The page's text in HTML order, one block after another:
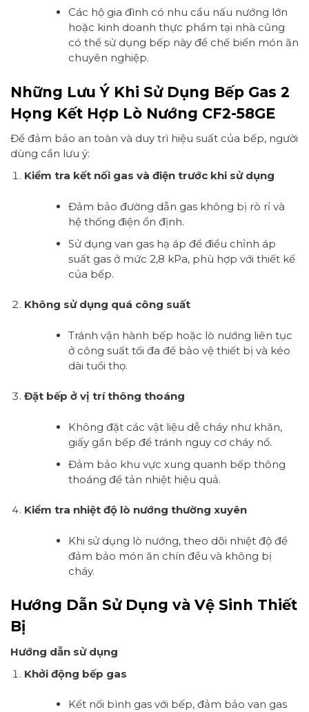
Các hộ gia đình có nhu cầu nấu nướng lớn
hoặc kinh doanh thực phẩm tại nhà cũng
có thể sử dụng bếp này để chế biến món ăn
chuyên nghiệp.
Những Lưu Ý Khi Sử Dụng Bếp Gas 2
Họng Kết Hợp Lò Nướng CF2-58GE
Để đảm bảo an toàn và duy trì hiệu suất của bếp, người
dùng cần lưu ý:
Kiểm tra kết nối gas và điện trước khi sử dụng
Đảm bảo đường dẫn gas không bị rò rỉ và
hệ thống điện ổn định.
Sử dụng van gas hạ áp để điều chỉnh áp
suất gas ở mức 2,8 kPa, phù hợp với thiết kế
của bếp.
Không sử dụng quá công suất
Tránh vận hành bếp hoặc lò nướng liên tục
ở công suất tối đa để bảo vệ thiết bị và kéo
dài tuổi thọ.
Đặt bếp ở vị trí thông thoáng
Không đặt các vật liệu dễ cháy như khăn,
giấy gần bếp để tránh nguy cơ cháy nổ.
Đảm bảo khu vực xung quanh bếp thông
thoáng để tản nhiệt hiệu quả.
Kiểm tra nhiệt độ lò nướng thường xuyên
Khi sử dụng lò nướng, theo dõi nhiệt độ để
đảm bảo món ăn chín đều và không bị
cháy.
Hướng Dẫn Sử Dụng và Vệ Sinh Thiết
Bị
Hướng dẫn sử dụng
Khởi động bếp gas
Kết nối bình gas với bếp, đảm bảo van gas